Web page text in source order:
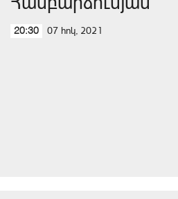
20:30 07 հոկ, 2021